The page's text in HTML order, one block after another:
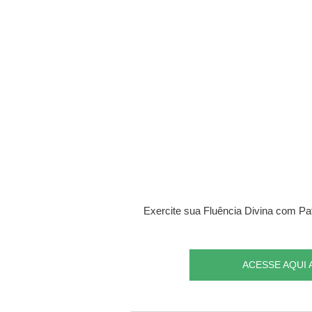
Exercite sua Fluência Divina com
ACESSE AQUI